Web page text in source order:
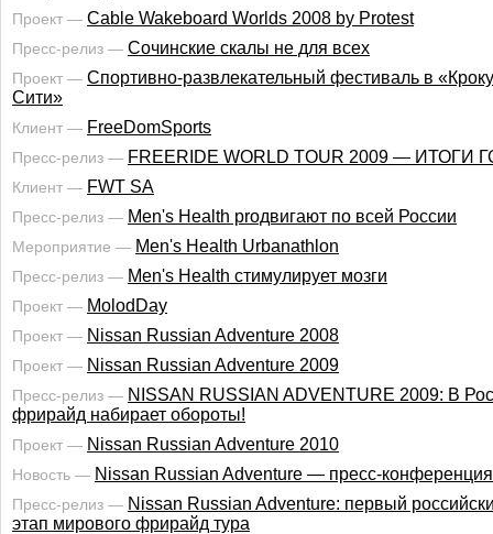
Проект — Cable Wakeboard Worlds 2008 by Protest
Пресс-релиз — Cочинские скалы не для всех
Проект — Cпортивно-развлекательный фестиваль в
Сити»
Клиент — FreeDomSports
Пресс-релиз — FREERIDE WORLD TOUR 2009 — ИТОГИ
Клиент — FWT SA
Пресс-релиз — Men's Health proдвигают по всей России
Мероприятие — Men's Health Urbanathlon
Пресс-релиз — Men's Health стимулирует мозги
Проект — MolodDay
Проект — Nissan Russian Adventure 2008
Проект — Nissan Russian Adventure 2009
Пресс-релиз — NISSAN RUSSIAN ADVENTURE 2009: В
фрирайд набирает обороты!
Проект — Nissan Russian Adventure 2010
Новость — Nissan Russian Adventure — пресс-конференция
Пресс-релиз — Nissan Russian Adventure: первый
этап мирового фрирайд тура